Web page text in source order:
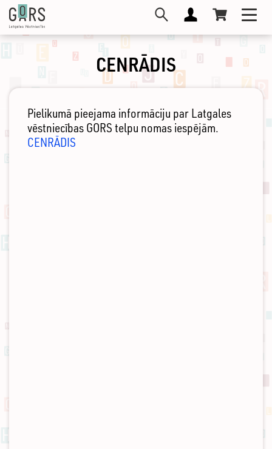
Pārlekt
galveno
saturu
CENRĀDIS
Pielikumā pieejama informāciju par Latgales
vēstniecības GORS telpu nomas iespējām.
CENRĀDIS